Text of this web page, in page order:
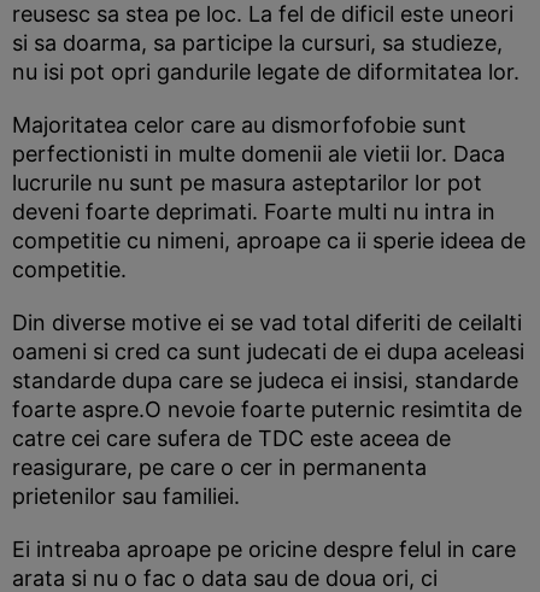
reusesc sa stea pe loc. La fel de dificil este uneori
si sa doarma, sa participe la cursuri, sa studieze,
nu isi pot opri gandurile legate de diformitatea lor.
Majoritatea celor care au dismorfofobie sunt
perfectionisti in multe domenii ale vietii lor. Daca
lucrurile nu sunt pe masura asteptarilor lor pot
deveni foarte deprimati. Foarte multi nu intra in
competitie cu nimeni, aproape ca ii sperie ideea de
competitie.
Din diverse motive ei se vad total diferiti de ceilalti
oameni si cred ca sunt judecati de ei dupa aceleasi
standarde dupa care se judeca ei insisi, standarde
foarte aspre.O nevoie foarte puternic resimtita de
catre cei care sufera de TDC este aceea de
reasigurare, pe care o cer in permanenta
prietenilor sau familiei.
Ei intreaba aproape pe oricine despre felul in care
arata si nu o fac o data sau de doua ori, ci